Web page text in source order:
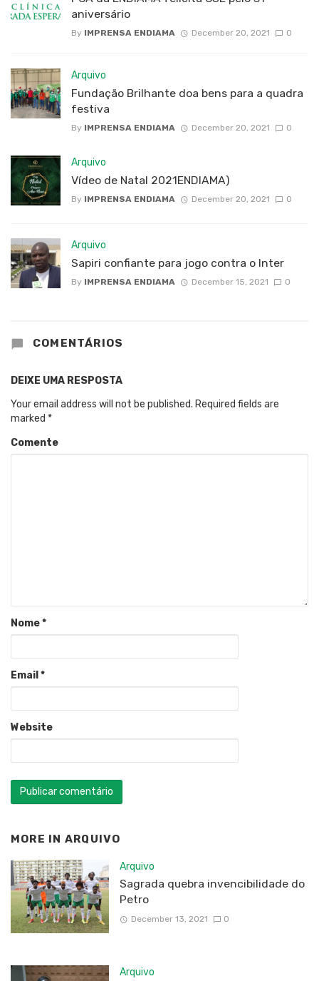
aniversário
By IMPRENSA ENDIAMA December 20, 2021 0
Arquivo
Fundação Brilhante doa bens para a quadra
festiva
By IMPRENSA ENDIAMA December 20, 2021 0
Arquivo
Vídeo de Natal 2021ENDIAMA)
By IMPRENSA ENDIAMA December 20, 2021 0
Arquivo
Sapiri confiante para jogo contra o Inter
By IMPRENSA ENDIAMA December 15, 2021 0
COMENTÁRIOS
DEIXE UMA RESPOSTA
Your email address will not be published. Required fields are
marked *
Comente
Nome*
Email *
Website
MORE IN ARQUIVO
Arquivo
Sagrada quebra invencibilidade do
Petro
December 13, 2021 0
Arquivo